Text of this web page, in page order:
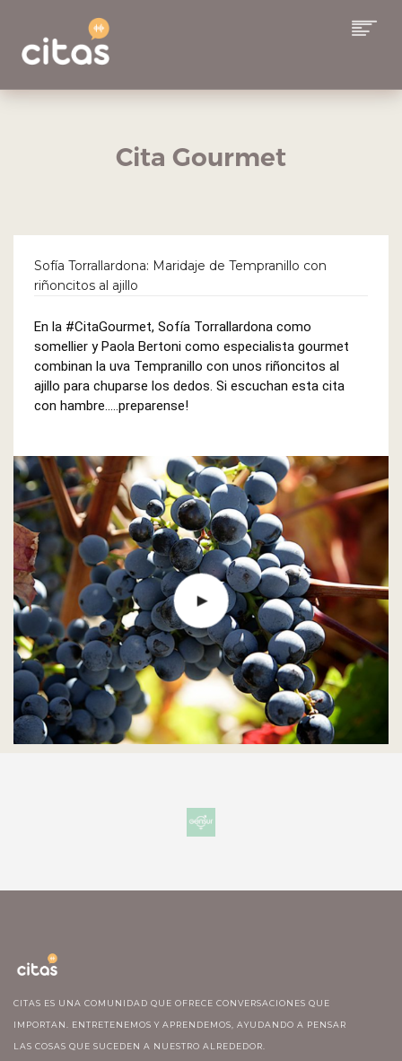
CONTACTO
Cita Gourmet
Sofía Torrallardona: Maridaje de Tempranillo con
riñoncitos al ajillo
En la #CitaGourmet, Sofía Torrallardona como
somellier y Paola Bertoni como especialista gourmet
combinan la uva Tempranillo con unos riñoncitos al
ajillo para chuparse los dedos. Si escuchan esta cita
con hambre.....preparense!
CITAS ES UNA COMUNIDAD QUE OFRECE CONVERSACIONES QUE
IMPORTAN. ENTRETENEMOS Y APRENDEMOS, AYUDANDO A PENSAR
LAS COSAS QUE SUCEDEN A NUESTRO ALREDEDOR.